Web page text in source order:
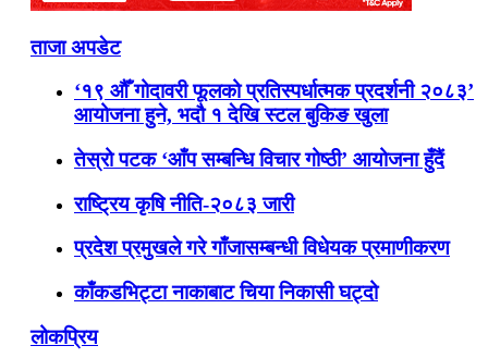
ताजा अपडेट
‘१९ औँ गोदावरी फूलको प्रतिस्पर्धात्मक प्रदर्शनी २०८३’
आयोजना हुने, भदौ १ देखि स्टल बुकिङ खुला
तेस्रो पटक ‘आँप सम्बन्धि विचार गोष्ठी’ आयोजना हुँदैं
राष्ट्रिय कृषि नीति-२०८३ जारी
प्रदेश प्रमुखले गरे गाँजासम्बन्धी विधेयक प्रमाणीकरण
काँकडभिट्टा नाकाबाट चिया निकासी घट्दो
लोकप्रिय